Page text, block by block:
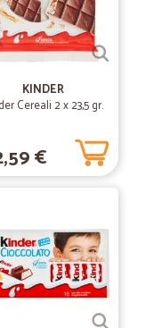
KINDER
Cereali 2 x 23,5 gr.
€